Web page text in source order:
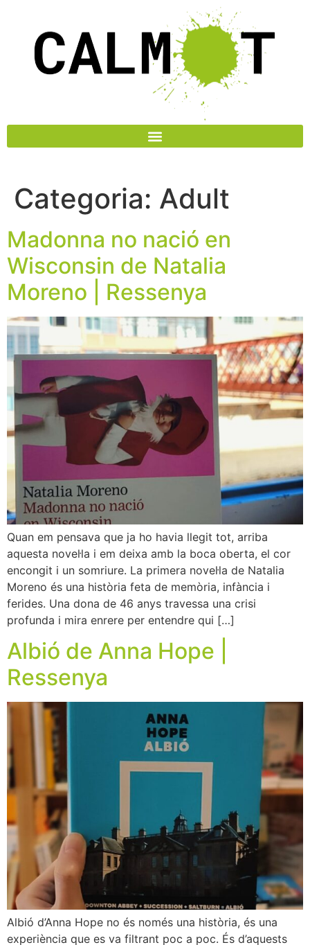
Categoria: Adult
Madonna no nació en
Wisconsin de Natalia
Moreno | Ressenya
Quan em pensava que ja ho havia llegit tot, arriba
aquesta novel·la i em deixa amb la boca oberta, el cor
encongit i un somriure. La primera novel·la de Natalia
Moreno és una història feta de memòria, infància i
ferides. Una dona de 46 anys travessa una crisi
profunda i mira enrere per entendre qui […]
Albió de Anna Hope |
Ressenya
Albió d’Anna Hope no és només una història, és una
experiència que es va filtrant poc a poc. És d’aquests